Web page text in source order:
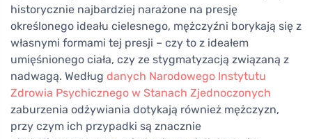
historycznie najbardziej narażone na presję
określonego ideału cielesnego, mężczyźni borykają się z
własnymi formami tej presji – czy to z ideałem
umięśnionego ciała, czy ze stygmatyzacją związaną z
nadwagą. Według danych Narodowego Instytutu
Zdrowia Psychicznego w Stanach Zjednoczonych
zaburzenia odżywiania dotykają również mężczyzn,
przy czym ich przypadki są znacznie